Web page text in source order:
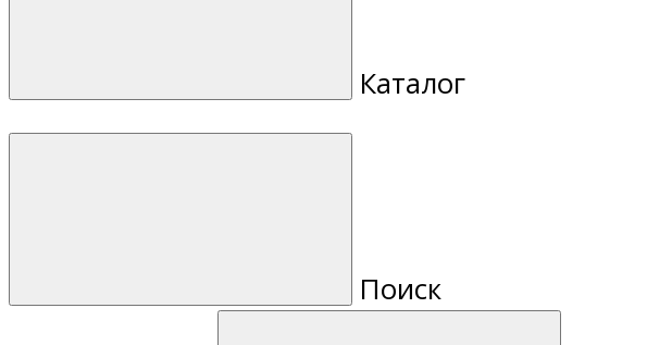
Каталог
Поиск